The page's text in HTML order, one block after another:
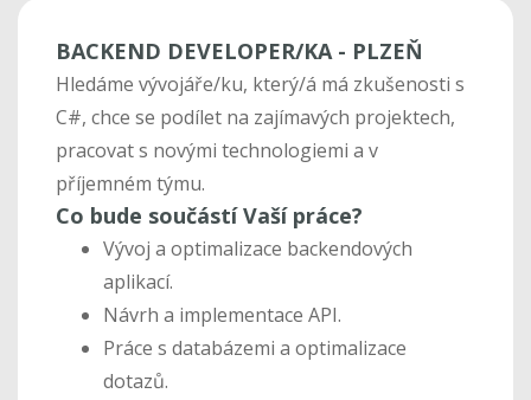
BACKEND DEVELOPER/KA - PLZEŇ
Hledáme vývojáře/ku, který/á má zkušenosti s
C#, chce se podílet na zajímavých projektech,
pracovat s novými technologiemi a v
příjemném týmu.
Co bude součástí Vaší práce?
Vývoj a optimalizace backendových
aplikací.
Návrh a implementace API.
Práce s databázemi a optimalizace
dotazů.